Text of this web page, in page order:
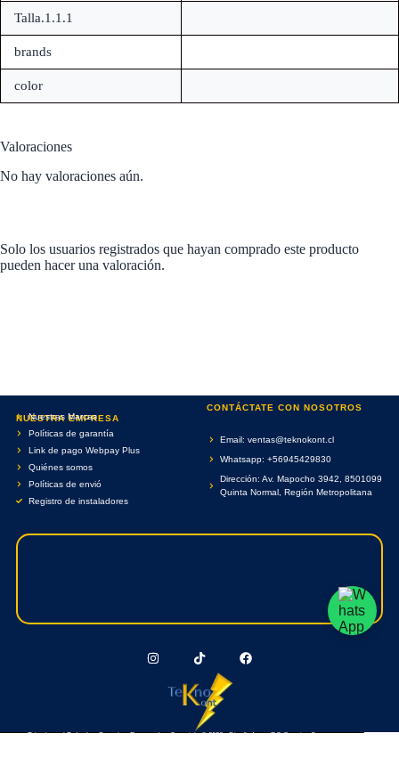
Talla.1.1.1
brands
color
Valoraciones
No hay valoraciones aún.
Solo los usuarios registrados que hayan comprado este producto
pueden hacer una valoración.
NUESTRA EMPRESA
Nuestras Marcas
Políticas de garantía
Link de pago Webpay Plus
Quiénes somos
Políticas de envió
Registro de instaladores
CONTÁCTATE CON NOSOTROS
Email: ventas@teknokont.cl
Whatsapp: +56945429830
Dirección: Av. Mapocho 3942, 8501099
Quinta Normal, Región Metropolitana
Teknokont.cl Todos Los Derechos Reservados. Copyright © 2026 - Diseñado por RC Creative Systems